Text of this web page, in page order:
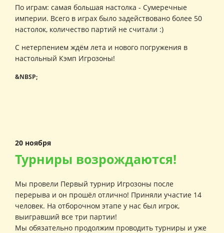
По играм: самая большая настолка - Сумеречные
империи. Всего в играх было задействовано более 50
настолок, количество партий не считали :)
С нетерпением ждём лета и нового погружения в
настольный Кэмп Игрозоны!
&NBSP;
20 ноября
Турниры возрождаются!
Мы провели Первый турнир Игрозоны после
перерыва и он прошёл отлично! Приняли участие 14
человек. На отборочном этапе у нас был игрок,
выигравший все три партии!
Мы обязательно продолжим проводить турниры и уже